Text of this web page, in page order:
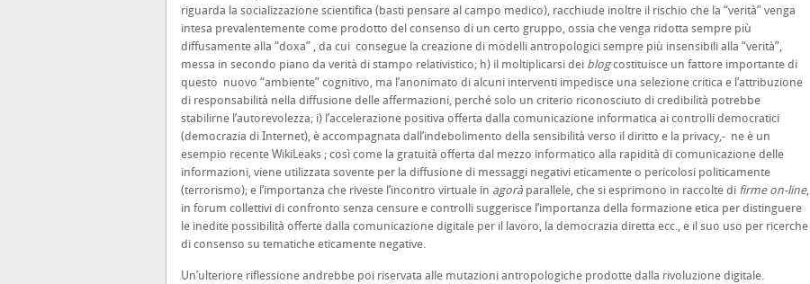
riguarda la socializzazione scientifica (basti pensare al campo medico), racchiude inoltre il rischio che la “verità” venga
intesa prevalentemente come prodotto del consenso di un certo gruppo, ossia che venga ridotta sempre più
diffusamente alla “doxa” , da cui consegue la creazione di modelli antropologici sempre più insensibili alla “verità”,
messa in secondo piano da verità di stampo relativistico; h) il moltiplicarsi dei blogcostituisce un fattore importante di
questo nuovo “ambiente” cognitivo, ma l’anonimato di alcuni interventi impedisce una selezione critica e l’attribuzione
di responsabilità nella diffusione delle affermazioni, perché solo un criterio riconosciuto di credibilità potrebbe
stabilirne l’autorevolezza; i) l’accelerazione positiva offerta dalla comunicazione informatica ai controlli democratici
(democrazia di Internet), è accompagnata dall’indebolimento della sensibilità verso il diritto e la privacy,- ne è un
esempio recente WikiLeaks ; così come la gratuità offerta dal mezzo informatico alla rapidità di comunicazione delle
informazioni, viene utilizzata sovente per la diffusione di messaggi negativi eticamente o pericolosi politicamente
(terrorismo); e l’importanza che riveste l’incontro virtuale in agorà parallele, che si esprimono in raccolte di firme on-line,
in forum collettivi di confronto senza censure e controlli suggerisce l’importanza della formazione etica per distinguere
le inedite possibilità offerte dalla comunicazione digitale per il lavoro, la democrazia diretta ecc., e il suo uso per ricerche
di consenso su tematiche eticamente negative.
Un’ulteriore riflessione andrebbe poi riservata alle mutazioni antropologiche prodotte dalla rivoluzione digitale.